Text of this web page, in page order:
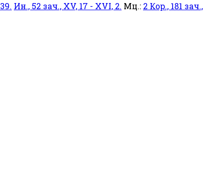
Ин., 52 зач., XV, 17 - XVI, 2. Мц.: 2 Кор., 181 зач.,